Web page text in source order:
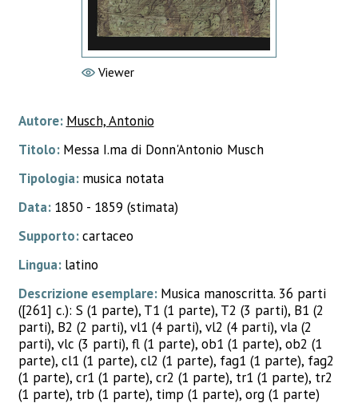
Viewer
Autore: Musch, Antonio
Titolo: Messa I.ma di Donn'Antonio Musch
Tipologia: musica notata
Data: 1850 - 1859 (stimata)
Supporto:cartaceo
Lingua: latino
Descrizione esemplare: Musica manoscritta. 36 parti
([261] c.): S (1 parte), T1 (1 parte), T2 (3 parti), B1 (2
parti), B2 (2 parti), vl1 (4 parti), vl2 (4 parti), vla (2
parti), vlc (3 parti), fl (1 parte), ob1 (1 parte), ob2 (1
parte), cl1 (1 parte), cl2 (1 parte), fag1 (1 parte), fag2
(1 parte), cr1 (1 parte), cr2 (1 parte), tr1 (1 parte), tr2
(1 parte), trb (1 parte), timp (1 parte), org (1 parte)